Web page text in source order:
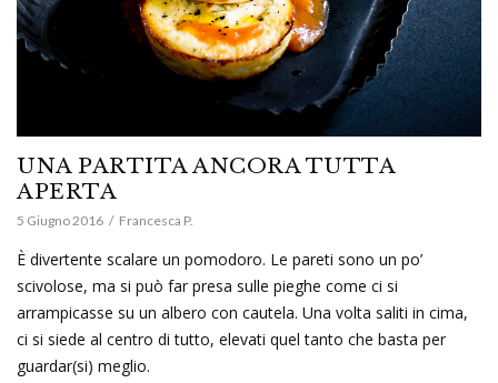
UNA PARTITA ANCORA TUTTA
APERTA
5 Giugno 2016 Francesca P.
È divertente scalare un pomodoro. Le pareti sono un po’
scivolose, ma si può far presa sulle pieghe come ci si
arrampicasse su un albero con cautela. Una volta saliti in cima,
ci si siede al centro di tutto, elevati quel tanto che basta per
guardar(si) meglio.